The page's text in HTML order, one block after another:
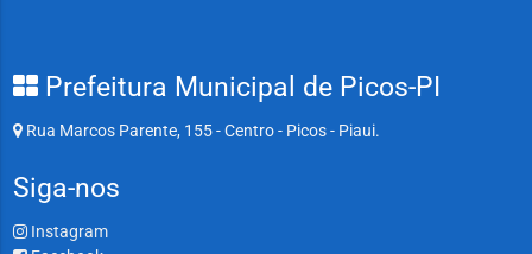
Prefeitura Municipal de Picos-PI
Rua Marcos Parente, 155 - Centro - Picos - Piaui.
Siga-nos
Instagram